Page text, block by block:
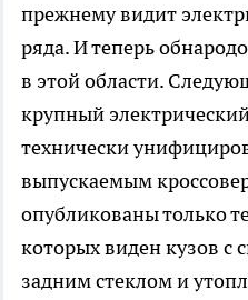
прежнему видит
ряда. И теперь
в этой области.
крупный
технически
выпускаемым
опубликованы только
которых виден кузов с
задним стеклом и